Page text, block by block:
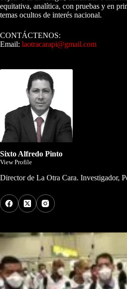
equitativa, analítica, con pruebas y en
temas ocultos de interés nacional.
CONTÁCTENOS:
Email: laotracarapi@gmail.com
Sixto Alfredo Pinto
View Profile
Director de La Otra Cara. Investigador,